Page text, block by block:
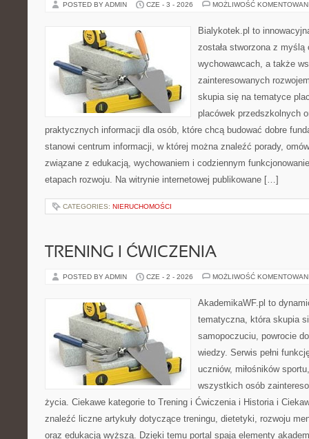
POSTED BY ADMIN CZE - 3 - 2026 MOŻLIWOŚĆ
Bialykotek.pl to
została stworzona z myślą
wychowawcach, a także
zainteresowanych
skupia się na tematyce
placówek przedszkolnych
praktycznych informacji dla osób, które chcą budować dobre
stanowi centrum informacji, w której można znaleźć porady,
związane z edukacją, wychowaniem i codziennym
etapach rozwoju. Na witrynie internetowej publikowane […]
CATEGORIES: NIERUCHOMOŚCI
TRENING I ĆWICZENIA
POSTED BY ADMIN CZE - 2 - 2026 MOŻLIWOŚĆ
AkademikaWF.pl to
tematyczna, która skupia
samopoczuciu, powrocie
wiedzy. Serwis pełni
uczniów, miłośników
wszystkich osób
życia. Ciekawe kategorie to Trening i Ćwiczenia i Historia i
znaleźć liczne artykuły dotyczące treningu, dietetyki, rozwoju
oraz edukacją wyższą. Dzięki temu portal spaja elementy